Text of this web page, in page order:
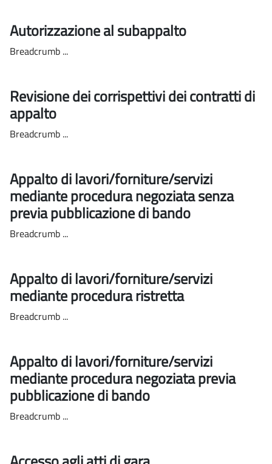
Autorizzazione al subappalto
Breadcrumb ...
Revisione dei corrispettivi dei contratti di
appalto
Breadcrumb ...
Appalto di lavori/forniture/servizi
mediante procedura negoziata senza
previa pubblicazione di bando
Breadcrumb ...
Appalto di lavori/forniture/servizi
mediante procedura ristretta
Breadcrumb ...
Appalto di lavori/forniture/servizi
mediante procedura negoziata previa
pubblicazione di bando
Breadcrumb ...